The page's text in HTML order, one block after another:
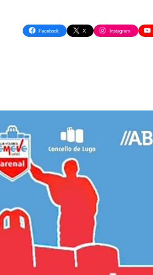
Facebook X Instagram